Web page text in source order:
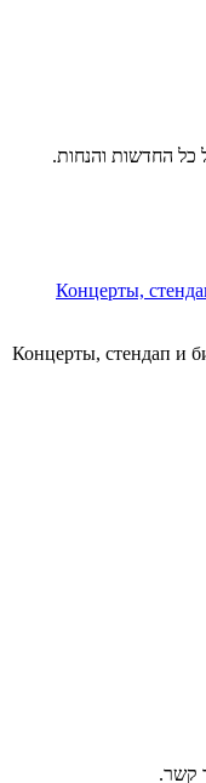
החדשות והנחות.
2026 © Концерты,